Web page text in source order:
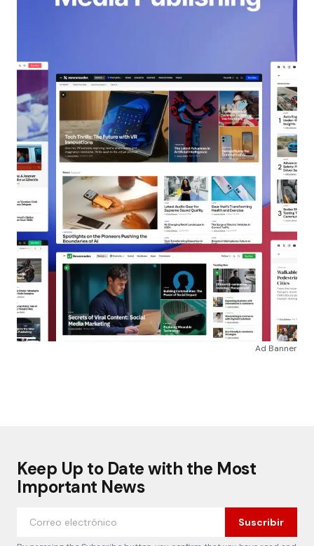
Ad Banner
Keep Up to Date with the Most
Important News
Suscribir